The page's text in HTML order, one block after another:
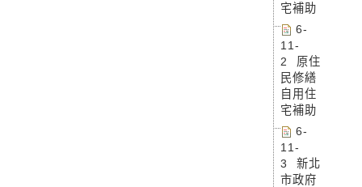
宅補助
6-
11-
2 原住
民修繕
自用住
宅補助
6-
11-
3 新北
市政府